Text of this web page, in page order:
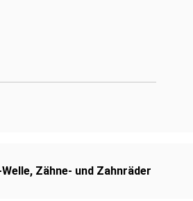
, Zähne- und Zahnräder